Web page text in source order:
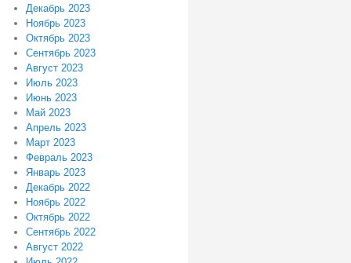
Декабрь 2023
Ноябрь 2023
Октябрь 2023
Сентябрь 2023
Август 2023
Июль 2023
Июнь 2023
Май 2023
Апрель 2023
Март 2023
Февраль 2023
Январь 2023
Декабрь 2022
Ноябрь 2022
Октябрь 2022
Сентябрь 2022
Август 2022